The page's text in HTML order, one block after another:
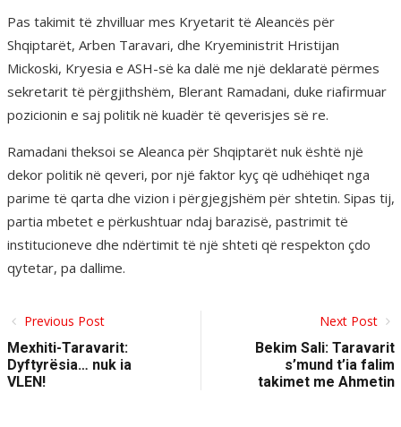
Pas takimit të zhvilluar mes Kryetarit të Aleancës për
Shqiptarët, Arben Taravari, dhe Kryeministrit Hristijan
Mickoski, Kryesia e ASH-së ka dalë me një deklaratë përmes
sekretarit të përgjithshëm, Blerant Ramadani, duke riafirmuar
pozicionin e saj politik në kuadër të qeverisjes së re.
Ramadani theksoi se Aleanca për Shqiptarët nuk është një
dekor politik në qeveri, por një faktor kyç që udhëhiqet nga
parime të qarta dhe vizion i përgjegjshëm për shtetin. Sipas tij,
partia mbetet e përkushtuar ndaj barazisë, pastrimit të
institucioneve dhe ndërtimit të një shteti që respekton çdo
qytetar, pa dallime.
Previous Post
Mexhiti-Taravarit:
Dyftyrësia… nuk ia
VLEN!
Next Post
Bekim Sali: Taravarit
s’mund t’ia falim
takimet me Ahmetin